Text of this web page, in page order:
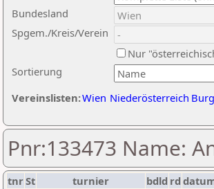
Sortierung
Bundesland
Spgem./Kreis/Verein
Nur
Vereinslisten:Wien Niederösterreich
Pnr:133473 Name:
tnrSt turnier bdld rd